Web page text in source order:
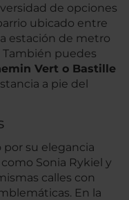
de opciones
ubicado entre
estación de metro
También puedes
Vert o Bastille
a pie del
su elegancia
Sonia Rykiel y
calles con
En la